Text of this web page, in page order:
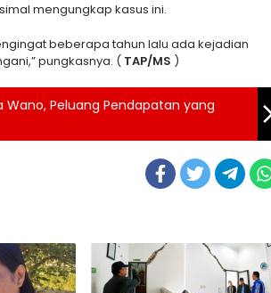
mengungkap kasus ini.
beberapa tahun lalu ada kejadian
pungkasnya. ( TAP/MS )
Wano, Peluang Pendapatan yang